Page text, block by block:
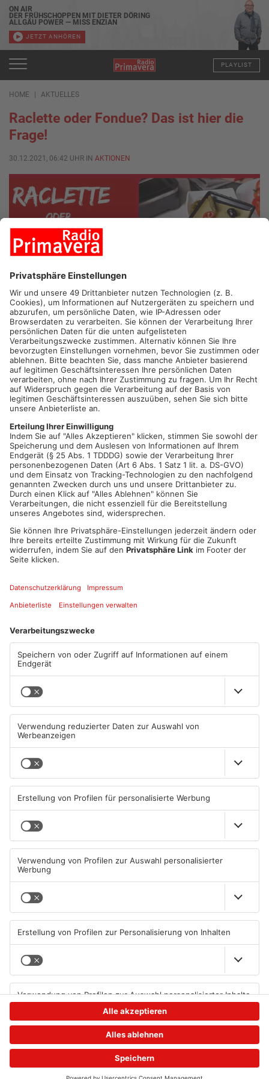
ON AIR
DER FRÜHSCHOPPEN MIT DIETER DÖRING
ALLGÄU POWER — MISS ENZIAN
JETZT ANHÖREN
PLAYLIST
HOME AKTUELLES
Raclette oder Fondue? Das ist hier die
Frage!
30.12.2021, 06:42 UHR IN AKTIONEN
Diese Frage scheidet die Geister zu Silvester.
Was wird gefuttert bevor um Mitternacht aufs neue Jahr
angestoßen wird?
Raclette? Mit den Pfännchen und der Grillplatte?
Oder Fondue? Mit dem Topf und den Gäbelchen?
Machen sie mit bei unserer kleinen kulinarischen Umfrage
zum Jahreswechsel...
Was essen Sie an Silvester?
Raclette
66,0%
17,9%
Ich mag garnix davon
16,0%
Die Umfrage ist vorbei
ANZEIGE